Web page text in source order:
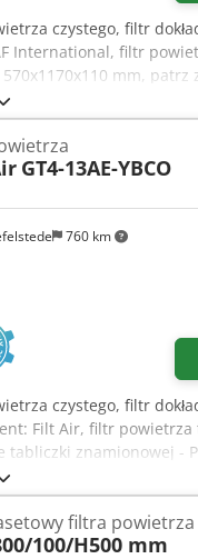
czystego, filtr
International, filtr
mm, patrz
- Cena: za sztukę
760 km
GT4-13AE-YBCO
czystego, filtr
Filt Air, filtr powietrza
znamionowej -
sztukę Crjdpjtpyq Ujfx
filtra powietrza
100/H500 mm